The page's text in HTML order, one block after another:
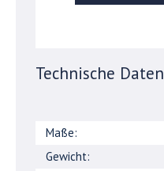
Technische Daten
Maße:
Gewicht: